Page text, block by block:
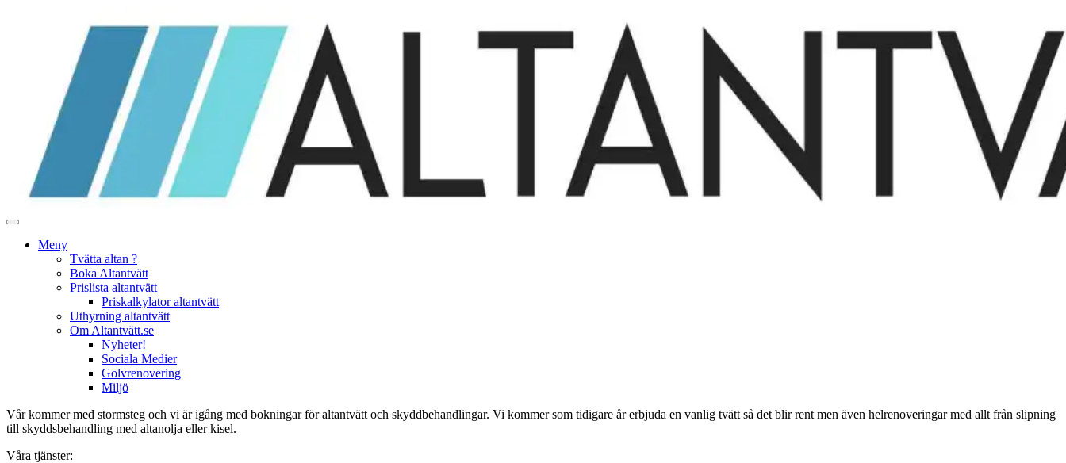
Meny
Tvätta altan ?
Boka Altantvätt
Prislista altantvätt
Priskalkylator altantvätt
Uthyrning altantvätt
Om Altantvätt.se
Nyheter!
Sociala Medier
Golvrenovering
Miljö
Vår kommer med stormsteg och vi är igång med bokningar för altantvätt och skyddbehandlingar. Vi kommer som tidigare år erbjuda en vanlig tvätt så det blir rent men även helrenoveringar med allt från slipning
till skyddsbehandling med altanolja eller kisel.
Våra tjänster: